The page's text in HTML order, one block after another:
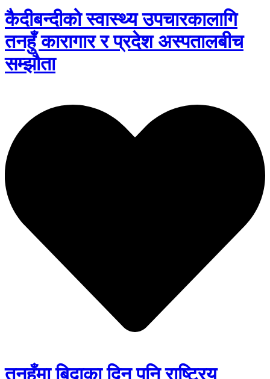
कैदीबन्दीको स्वास्थ्य उपचारकालागि
तनहुँ कारागार र प्रदेश अस्पतालबीच
सम्झौता
तनहुँमा बिदाका दिन पनि राष्ट्रिय